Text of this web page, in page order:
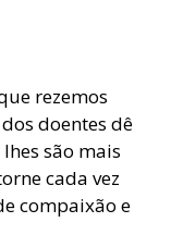
rezemos
doentes dê
são mais
cada vez
compaixão e